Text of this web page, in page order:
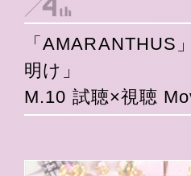
「AMARANTHUS
明け」
M.10 試聴×視聴